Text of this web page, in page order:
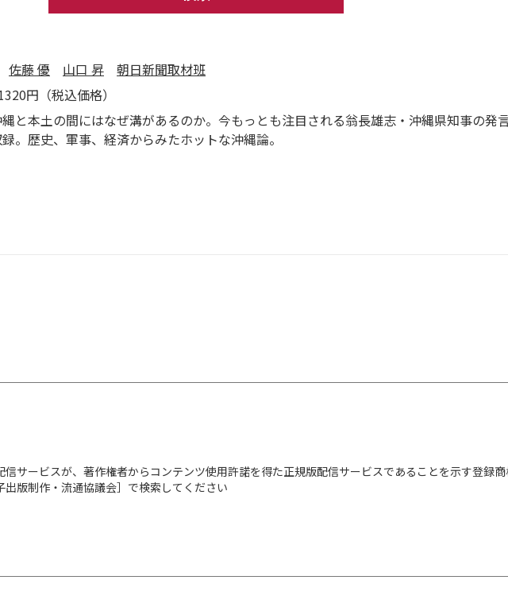
佐藤 優 山口 昇
朝日新聞取材班
円（税込価格）
と本土の間にはなぜ溝があるのか。今もっとも注目される翁長雄志・沖縄県知事の発
。歴史、軍事、経済からみたホットな沖縄論。
サービスが、著作権者からコンテンツ使用許諾を得た正規版配信サービスであることを示す登録商
版制作・流通協議会］で検索してください